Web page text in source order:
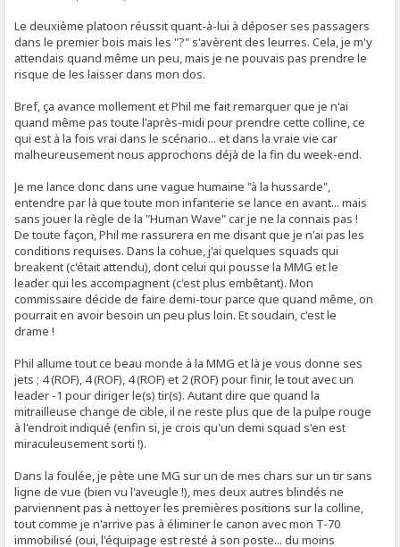
Le deuxième platoon réussit quant-à-lui à déposer ses passagers
dans le premier bois mais les "?" s'avèrent des leurres. Cela, je m'y
attendais quand même un peu, mais je ne pouvais pas prendre le
risque de les laisser dans mon dos.
Bref, ça avance mollement et Phil me fait remarquer que je n'ai
quand même pas toute l'après-midi pour prendre cette colline, ce
qui est à la fois vrai dans le scénario... et dans la vraie vie car
malheureusement nous approchons déjà de la fin du week-end.
Je me lance donc dans une vague humaine "à la hussarde",
entendre par là que toute mon infanterie se lance en avant... mais
sans jouer la règle de la "Human Wave" car je ne la connais pas !
De toute façon, Phil me rassurera en me disant que je n'ai pas les
conditions requises. Dans la cohue, j'ai quelques squads qui
breakent (c'était attendu), dont celui qui pousse la MMG et le
leader qui les accompagnent (c'est plus embêtant). Mon
commissaire décide de faire demi-tour parce que quand même, on
pourrait en avoir besoin un peu plus loin. Et soudain, c'est le
drame !
Phil allume tout ce beau monde à la MMG et là je vous donne ses
jets ; 4 (ROF), 4 (ROF), 4 (ROF) et 2 (ROF) pour finir, le tout avec un
leader -1 pour diriger le(s) tir(s). Autant dire que quand la
mitrailleuse change de cible, il ne reste plus que de la pulpe rouge
à l'endroit indiqué (enfin si, je crois qu'un demi squad s'en est
miraculeusement sorti !).
Dans la foulée, je pète une MG sur un de mes chars sur un tir sans
ligne de vue (bien vu l'aveugle !), mes deux autres blindés ne
parviennent pas à nettoyer les premières positions sur la colline,
tout comme je n'arrive pas à éliminer le canon avec mon T-70
immobilisé (oui, l'équipage est resté à son poste... du moins